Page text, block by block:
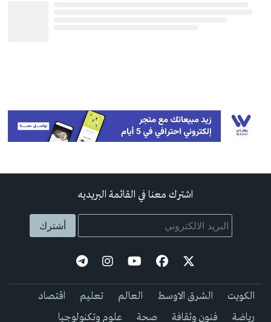
اشترك معنا في القائمة البريديه
الكويت الشرق الاوسط العالم تعليم
اقتصاد
رياضة
فنون وثقافة صحة علوم وتكنولوجيا